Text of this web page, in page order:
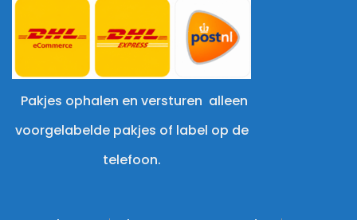
Pakjes ophalen en versturen alleen
voorgelabelde pakjes of label op de
telefoon.